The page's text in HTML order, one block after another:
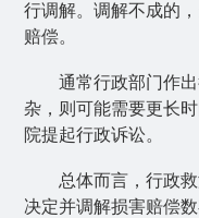
行调解。调解不成的
赔偿。
通常行政部门作
杂，则可能需要更长
院提起行政诉讼。
总体而言，行政
决定并调解损害赔偿